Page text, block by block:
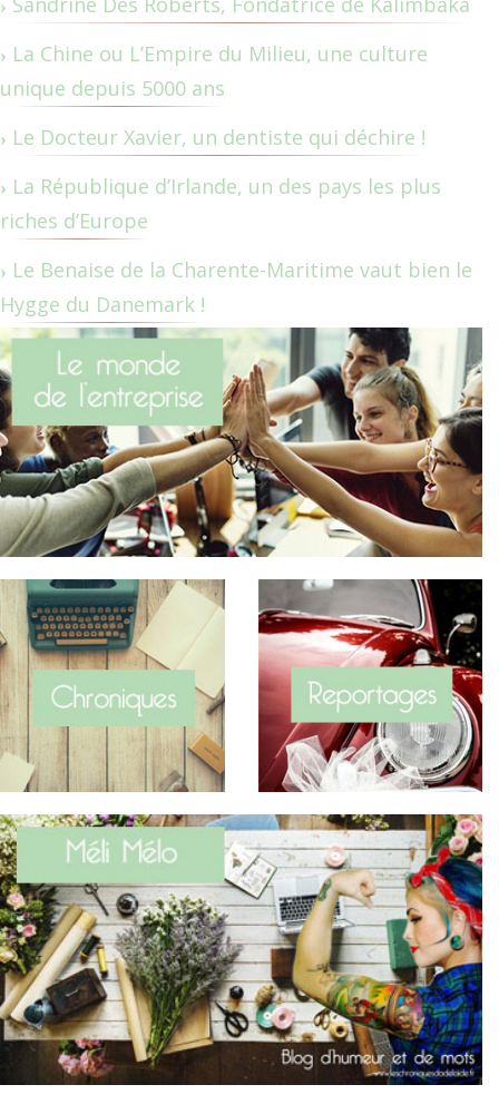
La Chine ou L’Empire du Milieu, une culture
unique depuis 5000 ans
Le Docteur Xavier, un dentiste qui déchire !
La République d’Irlande, un des pays les plus
riches d’Europe
Le Benaise de la Charente-Maritime vaut bien le
Hygge du Danemark !